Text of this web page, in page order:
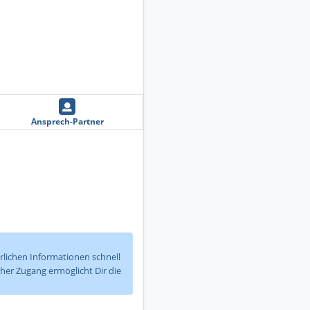
Ansprech-Partner
Informationen schnell
Zugang ermöglicht Dir die